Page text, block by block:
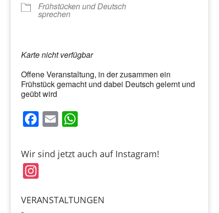
Frühstücken und Deutsch
sprechen
Karte nicht verfügbar
Offene Veranstaltung, in der zusammen ein
Frühstück gemacht und dabei Deutsch gelernt und
geübt wird
F
a
b
o
o
E
m
l
F
c
e
b
o
E
ai
l
W
at
p
Wir sind jetzt auch auf Instagram!
In
a
VERANSTALTUNGEN